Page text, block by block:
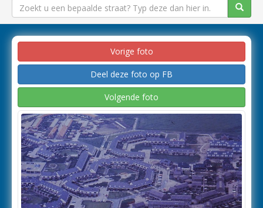
Vorige foto
Deel deze foto op FB
Volgende foto